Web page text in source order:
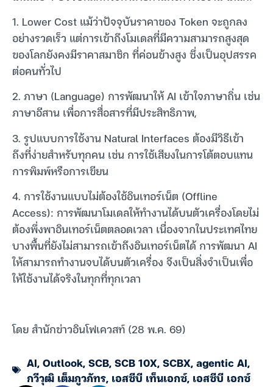
1. Lower Cost แม้ว่าปัจจุบันราคาของ Token จะถูกลง
อย่างรวดเร็ว แต่การเข้าถึงโมเดลที่มีความสามารถสูงสุด
ของโลกยังคงมีราคาสมาชิก ที่ค่อนข้างสูง ซึ่งเป็นอุปสรรค
ต่อคนทั่วไป
2. ภาษา (Language) การพัฒนาให้ AI เข้าใจภาษาถิ่น เช่น
ภาษาอีสาน เพื่อการสื่อสารที่มีประสิทธิภาพ,
3. รูปแบบการใช้งาน Natural Interfaces ต้องมีวิธีเข้า
ถึงที่ง่ายสำหรับทุกคน เช่น การใช้เสียงในการโต้ตอบแทน
การพิมพ์หรือการเขียน
4. การใช้งานแบบไม่ต้องใช้อินเทอร์เน็ต (Offline
Access): การพัฒนาโมเดลให้ทำงานได้บนตัวเครื่องโดยไม่
ต้องพึ่งพาอินเทอร์เน็ตตลอดเวลา เนื่องจากในประเทศไทย
บางพื้นที่ยังไม่สามารถเข้าถึงอินเทอร์เน็ตได้ การพัฒนา AI
ให้สามารถทำงานจบได้บนตัวเครื่อง จึงเป็นสิ่งจำเป็นเพื่อ
ให้ใช้งานได้จริงในทุกที่ทุกเวลา
โดย สำนักข่าวอินโฟเควสท์ (28 พ.ค. 69)
AI,Outlook,SCB,SCB 10X,SCBX,agentic AI,
กวีวุฒิ เต็มภูวภัทร, เอสซีบี เท็นเอกซ์, เอสซีบี เอกซ์